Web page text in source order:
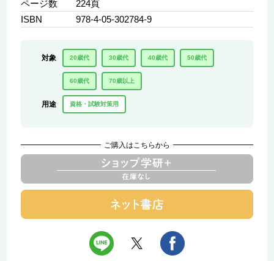
ページ数
224頁
ISBN
978-4-05-302784-9
対象 20歳代 30歳代 40歳代 50歳代
60歳代 70歳以上
用途 資格・試験対策用
ご購入はこちらから